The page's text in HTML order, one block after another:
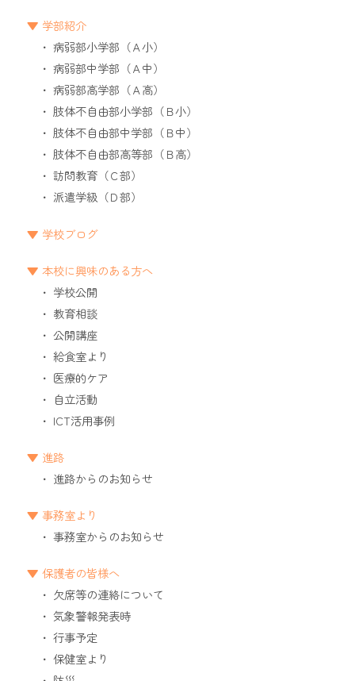
学部紹介
病弱部小学部（Ａ小）
病弱部中学部（Ａ中）
病弱部高学部（Ａ高）
肢体不自由部小学部（Ｂ小）
肢体不自由部中学部（Ｂ中）
肢体不自由部高等部（Ｂ高）
訪問教育（Ｃ部）
派遣学級（Ｄ部）
学校ブログ
本校に興味のある方へ
学校公開
教育相談
公開講座
給食室より
医療的ケア
自立活動
ICT活用事例
進路
進路からのお知らせ
事務室より
事務室からのお知らせ
保護者の皆様へ
欠席等の連絡について
気象警報発表時
行事予定
保健室より